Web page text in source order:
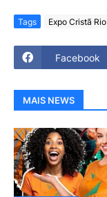
Tags Expo Cristã Rio
Facebook
MAIS NEWS